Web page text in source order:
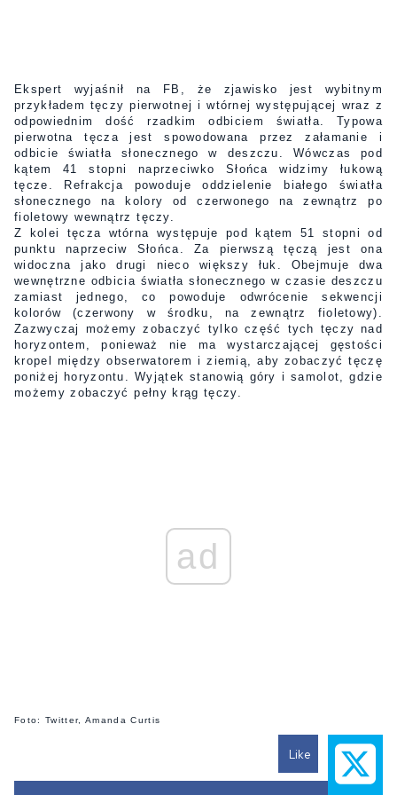
Ekspert wyjaśnił na FB, że zjawisko jest wybitnym
przykładem tęczy pierwotnej i wtórnej występującej wraz z
odpowiednim dość rzadkim odbiciem światła. Typowa
pierwotna tęcza jest spowodowana przez załamanie i
odbicie światła słonecznego w deszczu. Wówczas pod
kątem 41 stopni naprzeciwko Słońca widzimy łukową
tęcze. Refrakcja powoduje oddzielenie białego światła
słonecznego na kolory od czerwonego na zewnątrz po
fioletowy wewnątrz tęczy.
Z kolei tęcza wtórna występuje pod kątem 51 stopni od
punktu naprzeciw Słońca. Za pierwszą tęczą jest ona
widoczna jako drugi nieco większy łuk. Obejmuje dwa
wewnętrzne odbicia światła słonecznego w czasie deszczu
zamiast jednego, co powoduje odwrócenie sekwencji
kolorów (czerwony w środku, na zewnątrz fioletowy).
Zazwyczaj możemy zobaczyć tylko część tych tęczy nad
horyzontem, ponieważ nie ma wystarczającej gęstości
kropel między obserwatorem i ziemią, aby zobaczyć tęczę
poniżej horyzontu. Wyjątek stanowią góry i samolot, gdzie
możemy zobaczyć pełny krąg tęczy.
ad
Foto: Twitter, Amanda Curtis
Like